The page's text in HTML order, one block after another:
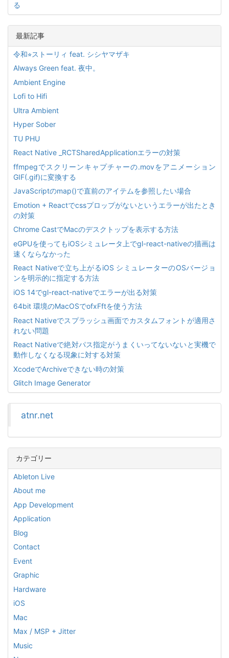
る
最新記事
令和⭐︎ストーリィ feat. シシヤマザキ
Always Green feat. 夜中。
Ambient Engine
Lofi to Hifi
Ultra Ambient
Hyper Sober
TU PHU
React Native _RCTSharedApplicationエラーの対策
ffmpegでスクリーンキャプチャーの.movをアニメーション
GIF(.gif)に変換する
JavaScriptのmap()で直前のアイテムを参照したい場合
Emotion + Reactでcssプロップがないというエラーが出たとき
の対策
Chrome CastでMacのデスクトップを表示する方法
eGPUを使ってもiOSシミュレータ上でgl-react-nativeの描画は
速くならなかった
React Nativeで立ち上がるiOS シミュレーターのOSバージョ
ンを明示的に指定する方法
iOS 14でgl-react-nativeでエラーが出る対策
64bit 環境のMacOSでofxFftを使う方法
React Nativeでスプラッシュ画面でカスタムフォントが適用さ
れない問題
React Nativeで絶対パス指定がうまくいってないないと実機で
動作しなくなる現象に対する対策
XcodeでArchiveできない時の対策
Glitch Image Generator
atnr.net
カテゴリー
Ableton Live
About me
App Development
Application
Blog
Contact
Event
Graphic
Hardware
iOS
Mac
Max / MSP + Jitter
Music